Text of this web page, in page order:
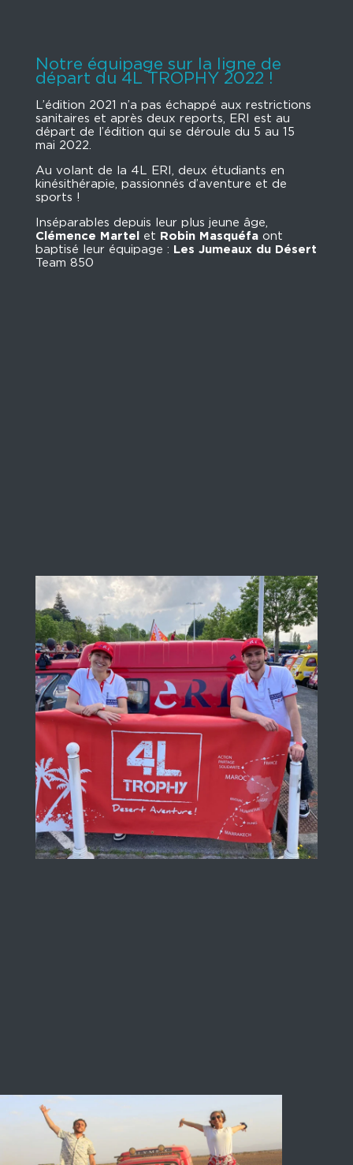
Notre équipage sur la ligne de
départ du 4L TROPHY 2022 !
L’édition 2021 n’a pas échappé aux restrictions
sanitaires et après deux reports, ERI est au
départ de l’édition qui se déroule du 5 au 15
mai 2022.
Au volant de la 4L ERI, deux étudiants en
kinésithérapie, passionnés d’aventure et de
sports !
Inséparables depuis leur plus jeune âge,
Clémence Martel
et Robin Masquéfaont
baptisé leur équipage :
Les Jumeaux du Désert
Team 850